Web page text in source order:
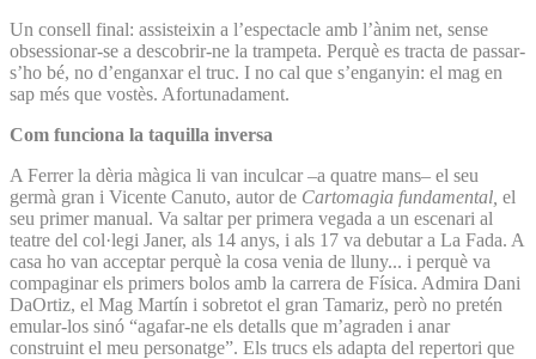
Un consell final: assisteixin a l’espectacle amb l’ànim net, sense
obsessionar-se a descobrir-ne la trampeta. Perquè es tracta de passar-
s’ho bé, no d’enganxar el truc. I no cal que s’enganyin: el mag en
sap més que vostès. Afortunadament.
Com funciona la taquilla inversa
A Ferrer la dèria màgica li van inculcar –a quatre mans– el seu
germà gran i Vicente Canuto, autor de Cartomagia fundamental, el
seu primer manual. Va saltar per primera vegada a un escenari al
teatre del col·legi Janer, als 14 anys, i als 17 va debutar a La Fada. A
casa ho van acceptar perquè la cosa venia de lluny... i perquè va
compaginar els primers bolos amb la carrera de Física. Admira Dani
DaOrtiz, el Mag Martín i sobretot el gran Tamariz, però no pretén
emular-los sinó “agafar-ne els detalls que m’agraden i anar
construint el meu personatge”. Els trucs els adapta del repertori que